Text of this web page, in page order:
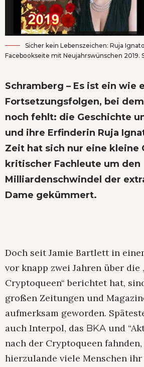
Sicher kein Lebenszeichen: Ruja
Facebookseite mit Neujahrswünschen 2019.
Schramberg – Es ist ein wie
Fortsetzungsfolgen, bei
noch fehlt: die Geschichte
und ihre Erfinderin Ruja
Zeit hat sich nur eine kleine
kritischer Fachleute um den
Milliardenschwindel der
Dame gekümmert.
Doch seit Jamie Bartlett in
vor knapp zwei Jahren über die
Cryptoqueen“ berichtet hat,
großen Zeitungen und
aufmerksam geworden.
auch Interpol, das BKA und
nach der Cryptoqueen
hierzulande viele Menschen ihr